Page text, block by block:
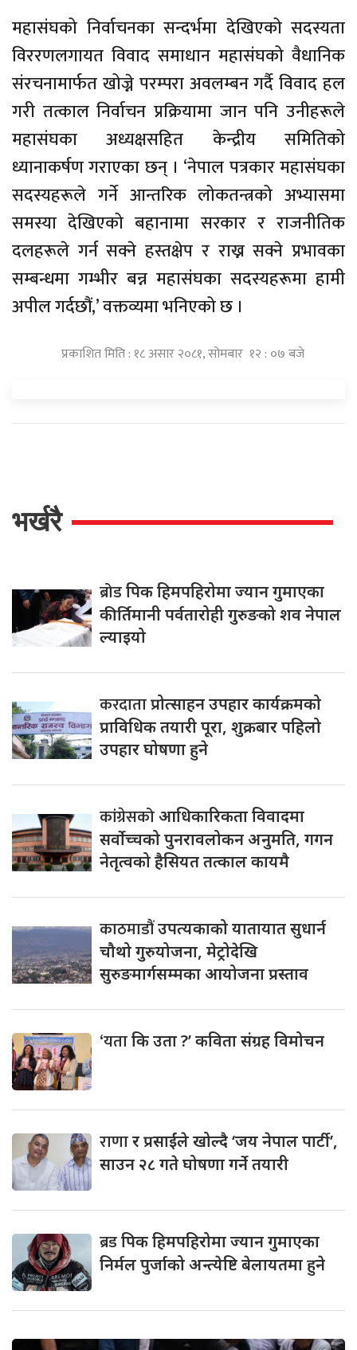
महासंघको निर्वाचनका सन्दर्भमा देखिएको सदस्यता
विररणलगायत विवाद समाधान महासंघको वैधानिक
संरचनामार्फत खोज्ने परम्परा अवलम्बन गर्दै विवाद हल
गरी तत्काल निर्वाचन प्रक्रियामा जान पनि उनीहरूले
महासंघका अध्यक्षसहित केन्द्रीय समितिको
ध्यानाकर्षण गराएका छन् । ‘नेपाल पत्रकार महासंघका
सदस्यहरूले गर्ने आन्तरिक लोकतन्त्रको अभ्यासमा
समस्या देखिएको बहानामा सरकार र राजनीतिक
दलहरूले गर्न सक्ने हस्तक्षेप र राख्न सक्ने प्रभावका
सम्बन्धमा गम्भीर बन्न महासंघका सदस्यहरूमा हामी
अपील गर्दछौं,’ वक्तव्यमा भनिएको छ ।
प्रकाशित मिति : १८ असार २०८१, सोमबार १२ : ०७ बजे
भर्खरै
ब्रोडपिक हिमपहिरोमा ज्यान गुमाएका
कीर्तिमानी पर्वतारोही गुरुङको शव नेपाल
ल्याइयो
करदाताप्रोत्साहन उपहार कार्यक्रमको
प्राविधिक तयारी पूरा, शुक्रबार पहिलो
उपहार घोषणा हुने
कांग्रेसकोआधिकारिकता विवादमा
सर्वोच्चको पुनरावलोकन अनुमति, गगन
नेतृत्वको हैसियत तत्काल कायमै
काठमाडौंउपत्यकाको यातायात सुधार्न
चौथो गुरुयोजना, मेट्रोदेखि
सुरुङमार्गसम्मका आयोजना प्रस्ताव
‘यताकि उता ?’ कविता संग्रह विमोचन
राणार प्रसाईंले खोल्दै ‘जय नेपाल पार्टी’,
साउन २८ गते घोषणा गर्ने तयारी
ब्रडपिक हिमपहिरोमा ज्यान गुमाएका
निर्मल पुर्जाको अन्त्येष्टि बेलायतमा हुने